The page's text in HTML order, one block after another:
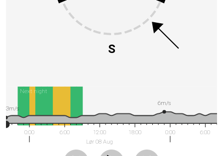
S
Next night
0:00 6:00
12:00
Lør 08 Aug
18:00 0:00 6:00
6m/s
3m/s